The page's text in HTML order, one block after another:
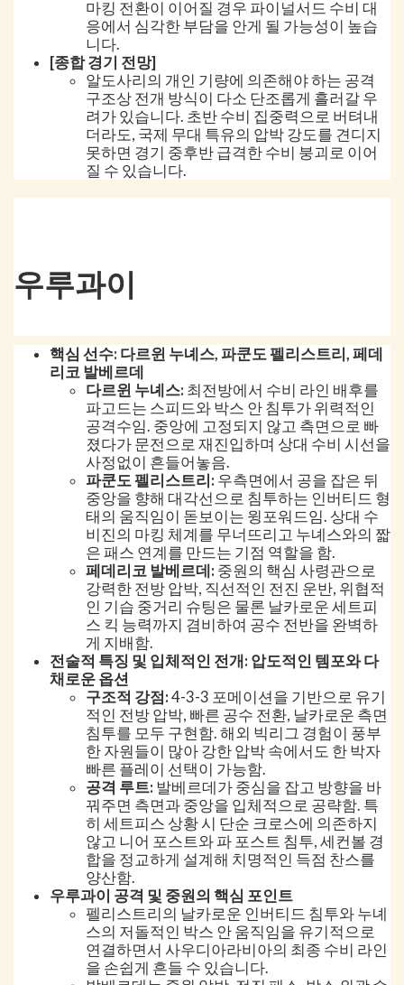
마킹 전환이 이어질 경우 파이널서드 수비 대
응에서 심각한 부담을 안게 될 가능성이 높습
니다.
[종합 경기 전망]
알도사리의 개인 기량에 의존해야 하는 공격
구조상 전개 방식이 다소 단조롭게 흘러갈 우
려가 있습니다. 초반 수비 집중력으로 버텨내
더라도, 국제 무대 특유의 압박 강도를 견디지
못하면 경기 중후반 급격한 수비 붕괴로 이어
질 수 있습니다.
우루과이
핵심 선수: 다르윈 누녜스, 파쿤도 펠리스트리, 페데
리코 발베르데
다르윈 누녜스: 최전방에서 수비 라인 배후를
파고드는 스피드와 박스 안 침투가 위력적인
공격수임. 중앙에 고정되지 않고 측면으로 빠
졌다가 문전으로 재진입하며 상대 수비 시선을
사정없이 흔들어놓음.
파쿤도 펠리스트리: 우측면에서 공을 잡은 뒤
중앙을 향해 대각선으로 침투하는 인버티드 형
태의 움직임이 돋보이는 윙포워드임. 상대 수
비진의 마킹 체계를 무너뜨리고 누녜스와의 짧
은 패스 연계를 만드는 기점 역할을 함.
페데리코 발베르데: 중원의 핵심 사령관으로
강력한 전방 압박, 직선적인 전진 운반, 위협적
인 기습 중거리 슈팅은 물론 날카로운 세트피
스 킥 능력까지 겸비하여 공수 전반을 완벽하
게 지배함.
전술적 특징 및 입체적인 전개: 압도적인 템포와 다
채로운 옵션
구조적 강점: 4-3-3 포메이션을 기반으로 유기
적인 전방 압박, 빠른 공수 전환, 날카로운 측면
침투를 모두 구현함. 해외 빅리그 경험이 풍부
한 자원들이 많아 강한 압박 속에서도 한 박자
빠른 플레이 선택이 가능함.
공격 루트: 발베르데가 중심을 잡고 방향을 바
꿔주면 측면과 중앙을 입체적으로 공략함. 특
히 세트피스 상황 시 단순 크로스에 의존하지
않고 니어 포스트와 파 포스트 침투, 세컨볼 경
합을 정교하게 설계해 치명적인 득점 찬스를
양산함.
우루과이 공격 및 중원의 핵심 포인트
펠리스트리의 날카로운 인버티드 침투와 누녜
스의 저돌적인 박스 안 움직임을 유기적으로
연결하면서 사우디아라비아의 최종 수비 라인
을 손쉽게 흔들 수 있습니다.